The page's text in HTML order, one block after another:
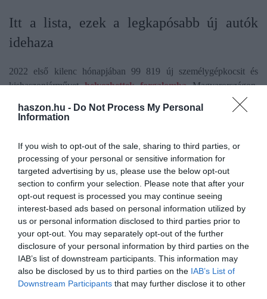
haszon.hu - Do Not Process My Personal
Information
If you wish to opt-out of the sale, sharing to third parties, or
processing of your personal or sensitive information for
targeted advertising by us, please use the below opt-out
section to confirm your selection. Please note that after your
opt-out request is processed you may continue seeing
interest-based ads based on personal information utilized by
us or personal information disclosed to third parties prior to
your opt-out. You may separately opt-out of the further
disclosure of your personal information by third parties on the
IAB’s list of downstream participants. This information may
also be disclosed by us to third parties on the IAB’s List of
Downstream Participants that may further disclose it to other
Itt a lista, ezek a legkapósabb új autók
idehaza
2022 első kilenc hónapjában 99 819 új személygépkocsit és
kishaszonjárművethelyezhettek forgalombaMagyarországon,
10,8 százalékkal, azaz 12 145 autóval kevesebbet, mint 2021
hasonló időszakában.
(10 750), harmadik a Suzuki (9408), negyedik a Volkswagen
(9063), ötödik a Kia (6452).
A modellek versenyében az Év Magyar Autója
2022 közönségdíjas esztergomi Suzuki S-Cross
vezet, második a Kia Ceed, harmadik az Év
Magyar Autója 2021 díjas Suzuki Vitara.
A sportkocsi kategóriájában a Ford Mustang (107 autó), a